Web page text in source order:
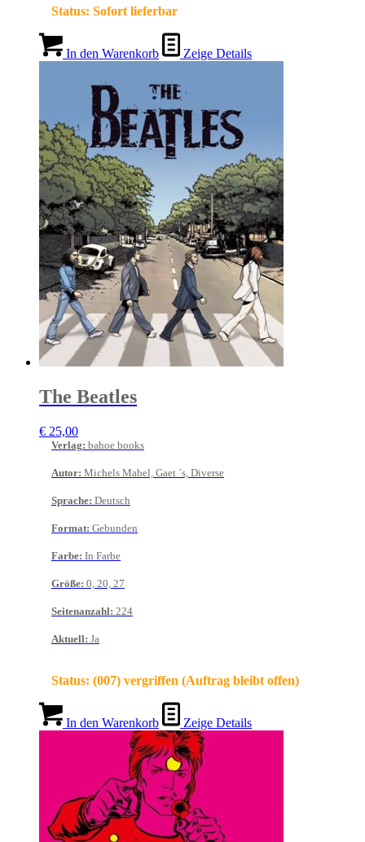
Status: Sofort lieferbar
In den Warenkorb Zeige Details
The Beatles
€ 25,00
Verlag: bahoe books
Autor: Michels Mabel, Gaet ´s, Diverse
Sprache: Deutsch
Format: Gebunden
Farbe: In Farbe
Größe: 0, 20, 27
Seitenanzahl: 224
Aktuell: Ja
Status: (007) vergriffen (Auftrag bleibt offen)
In den Warenkorb Zeige Details